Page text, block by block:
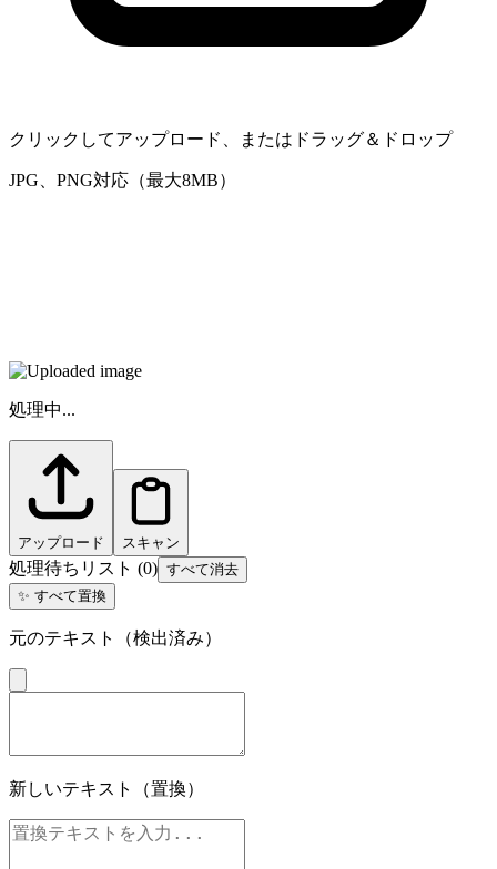
クリックしてアップロード、またはドラッグ＆ドロップ
JPG、PNG対応（最大8MB）
処理中...
アップロード スキャン
処理待ちリスト (0) すべて消去
✨ すべて置換
元のテキスト（検出済み）
新しいテキスト（置換）